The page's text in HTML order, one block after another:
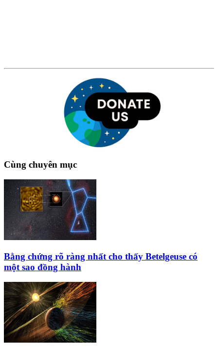
Cùng chuyên mục
Bằng chứng rõ ràng nhất cho thấy Betelgeuse có
một sao đồng hành